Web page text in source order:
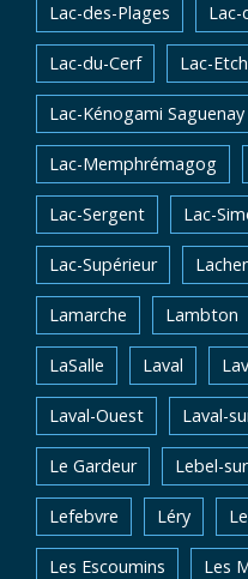
Lac-des-Plages Lac-
Lac-du-Cerf Lac-
Lac-Kénogami Saguenay
Lac-Memphrémagog
Lac-Sergent Lac-
Lac-Supérieur
Lamarche Lambton
LaSalle Laval
Laval-Ouest Laval-
Le Gardeur Lebel-
Lefebvre Léry
Les Escoumins Les